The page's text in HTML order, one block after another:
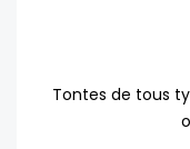
Tontes de tous